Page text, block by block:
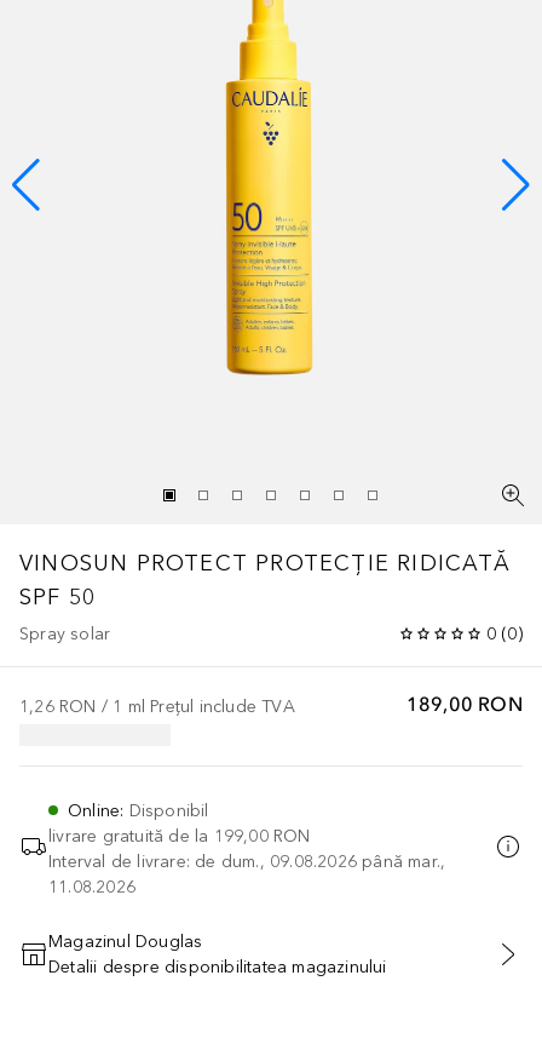
VINOSUN PROTECT PROTECȚIE RIDICATĂ
SPF 50
Spray solar 0 (0)
189,00 RON
1,26 RON / 1 ml Prețul include TVA
Online: Disponibil
livrare gratuită de la 199,00 RON
Interval de livrare: de dum., 09.08.2026 până mar.,
11.08.2026
ADĂUGAȚI ÎN COŞ
Magazinul Douglas
Detalii despre disponibilitatea magazinului